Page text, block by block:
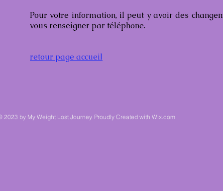
Pour votre information, il peut y avoir des
vous renseigner par téléphone.
retour page accueil
2023 by My Weight Lost Journey. Proudly Created with Wix.com